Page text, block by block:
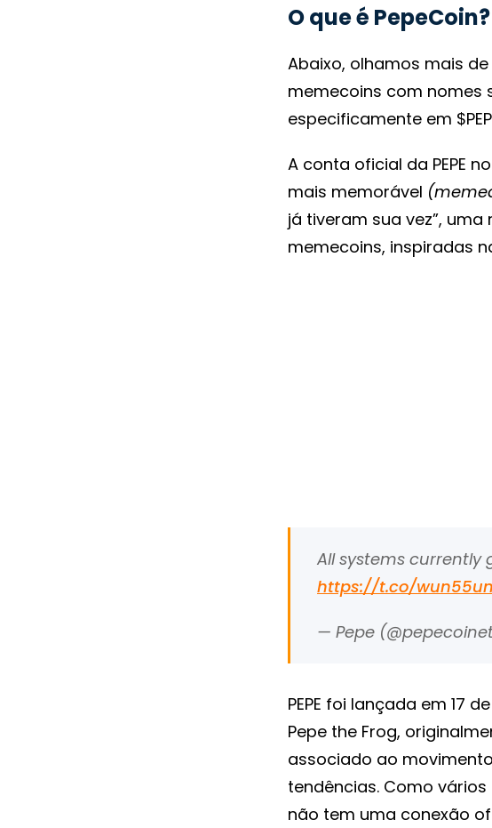
O que é PepeCoin?
Abaixo, olhamos mais de
memecoins com nomes
especificamente em
A conta oficial da PEPE
mais memorável
já tiveram sua vez”,
memecoins, inspiradas
All systems currently
https://t.co/
— Pepe
PEPE foi lançada em 17
Pepe the Frog,
associado ao
tendências. Como vários
não tem uma conexão